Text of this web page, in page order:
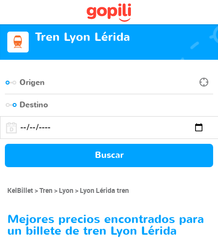
Tren Lyon Lérida
Buscar
KelBillet Tren Lyon Lyon Lérida tren
Mejores precios encontrados para
un billete de tren Lyon Lérida